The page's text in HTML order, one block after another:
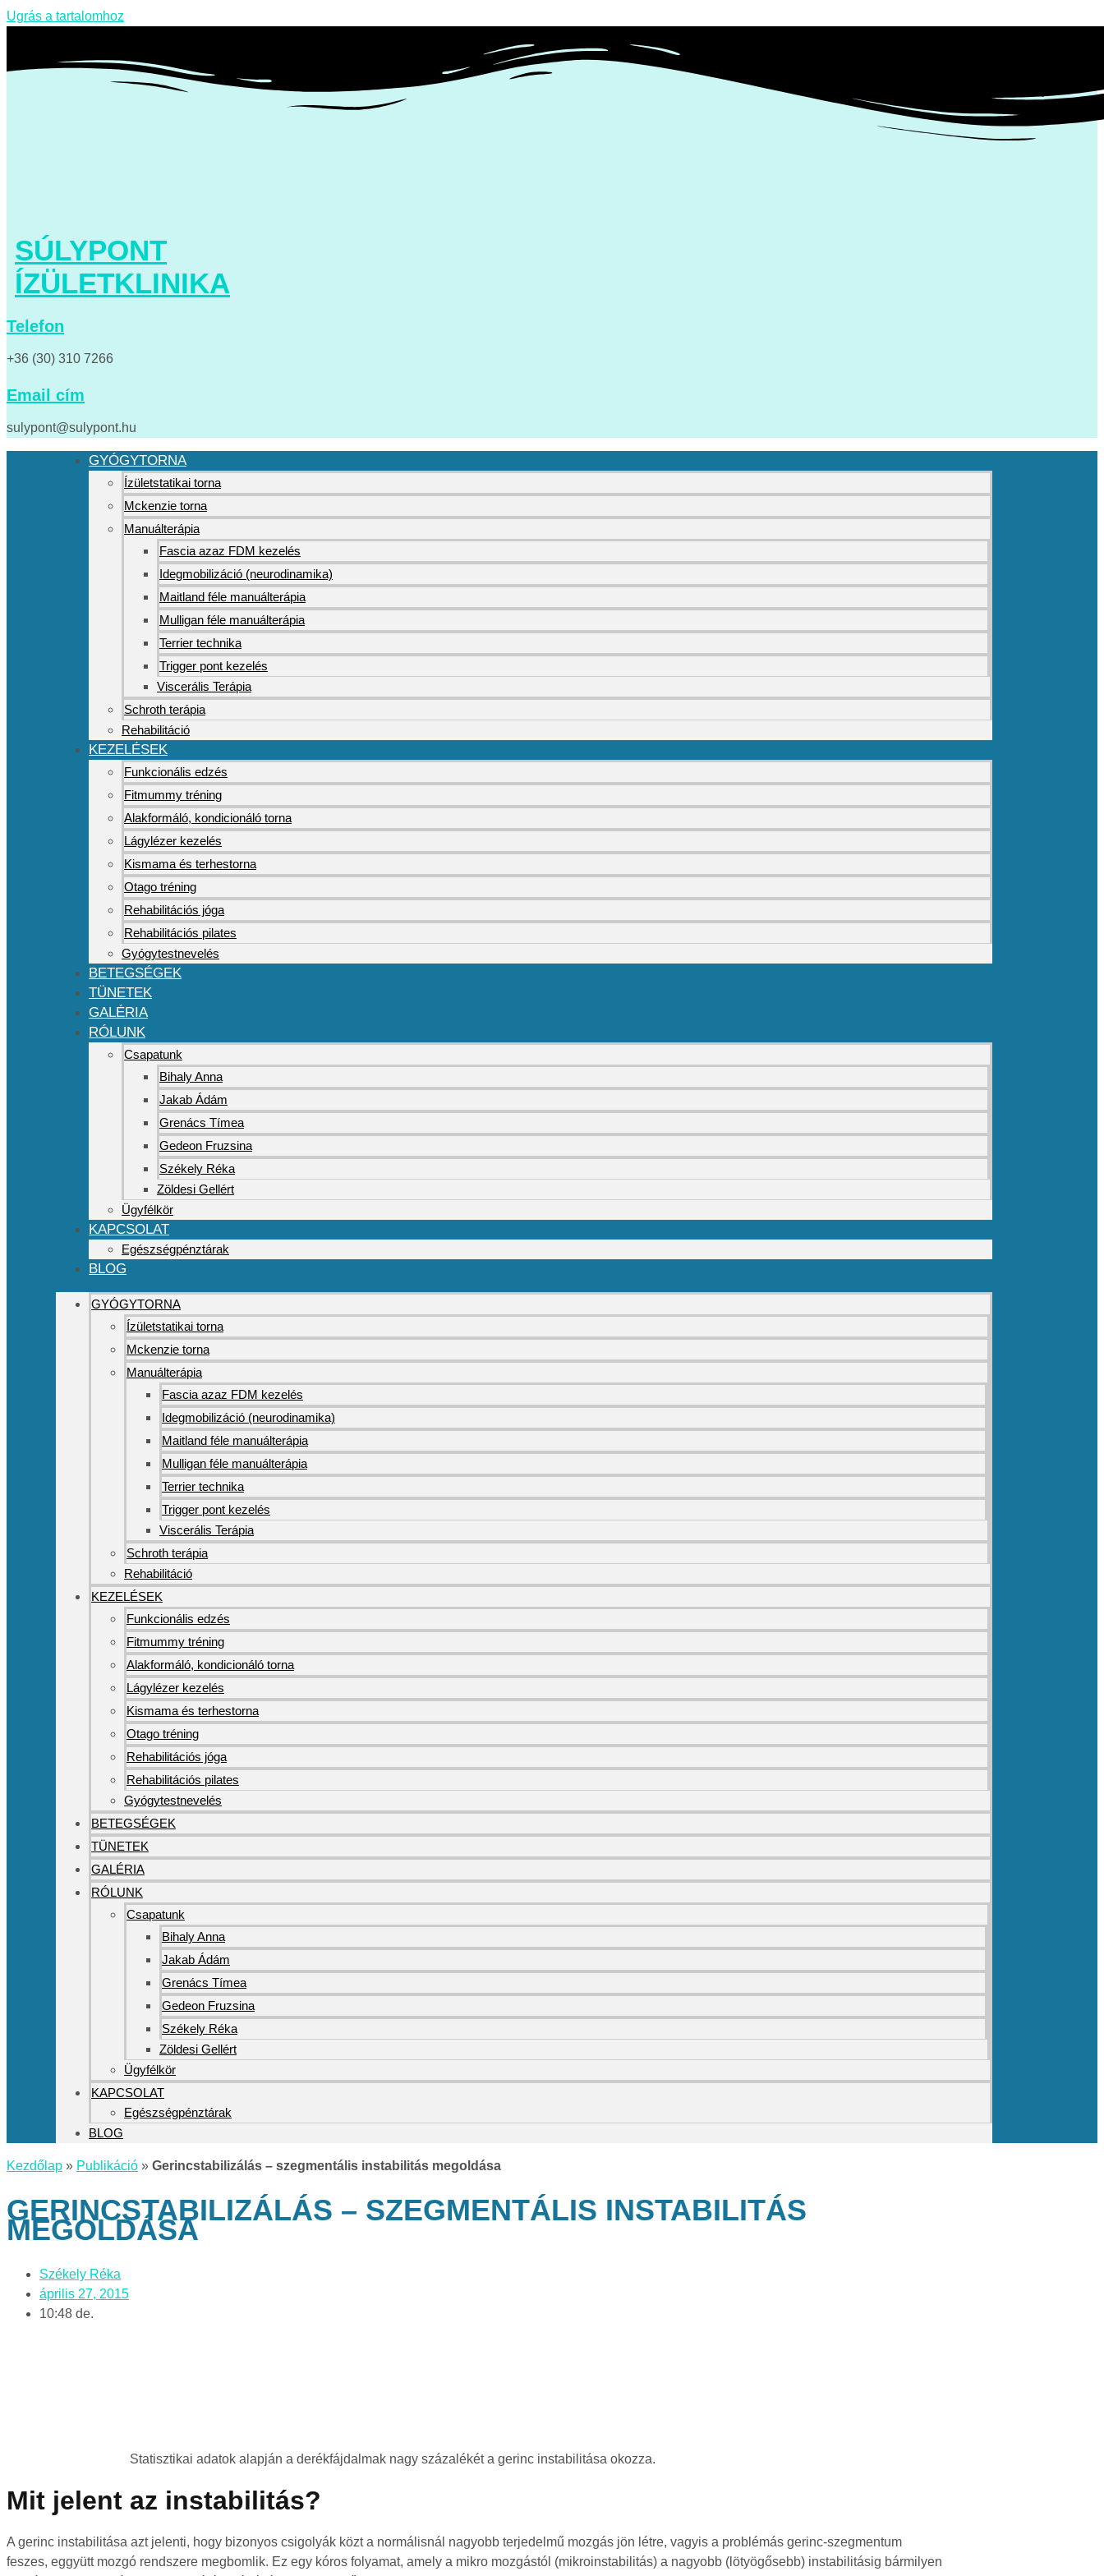
Ugrás a tartalomhoz
SÚLYPONT
ÍZÜLETKLINIKA
Telefon
+36 (30) 310 7266
Email cím
sulypont@sulypont.hu
GYÓGYTORNA
Ízületstatikai torna
Mckenzie torna
Manuálterápia
Fascia azaz FDM kezelés
Idegmobilizáció (neurodinamika)
Maitland féle manuálterápia
Mulligan féle manuálterápia
Terrier technika
Trigger pont kezelés
Viscerális Terápia
Schroth terápia
Rehabilitáció
KEZELÉSEK
Funkcionális edzés
Fitmummy tréning
Alakformáló, kondicionáló torna
Lágylézer kezelés
Kismama és terhestorna
Otago tréning
Rehabilitációs jóga
Rehabilitációs pilates
Gyógytestnevelés
BETEGSÉGEK
TÜNETEK
GALÉRIA
RÓLUNK
Csapatunk
Bihaly Anna
Jakab Ádám
Grenács Tímea
Gedeon Fruzsina
Székely Réka
Zöldesi Gellért
Ügyfélkör
KAPCSOLAT
Egészségpénztárak
BLOG
GYÓGYTORNA
Ízületstatikai torna
Mckenzie torna
Manuálterápia
Fascia azaz FDM kezelés
Idegmobilizáció (neurodinamika)
Maitland féle manuálterápia
Mulligan féle manuálterápia
Terrier technika
Trigger pont kezelés
Viscerális Terápia
Schroth terápia
Rehabilitáció
KEZELÉSEK
Funkcionális edzés
Fitmummy tréning
Alakformáló, kondicionáló torna
Lágylézer kezelés
Kismama és terhestorna
Otago tréning
Rehabilitációs jóga
Rehabilitációs pilates
Gyógytestnevelés
BETEGSÉGEK
TÜNETEK
GALÉRIA
RÓLUNK
Csapatunk
Bihaly Anna
Jakab Ádám
Grenács Tímea
Gedeon Fruzsina
Székely Réka
Zöldesi Gellért
Ügyfélkör
KAPCSOLAT
Egészségpénztárak
BLOG
Kezdőlap » Publikáció » Gerincstabilizálás – szegmentális instabilitás megoldása
GERINCSTABILIZÁLÁS – SZEGMENTÁLIS INSTABILITÁS
MEGOLDÁSA
Székely Réka
április 27, 2015
10:48 de.
Statisztikai adatok alapján a derékfájdalmak nagy százalékét a gerinc instabilitása okozza.
Mit jelent az instabilitás?
A gerinc instabilitása azt jelenti, hogy bizonyos csigolyák közt a normálisnál nagyobb terjedelmű mozgás jön létre, vagyis a problémás gerinc-szegmentum
feszes, eggyütt mozgó rendszere megbomlik. Ez egy kóros folyamat, amely a mikro mozgástól (mikroinstabilitás) a nagyobb (lötyögősebb) instabilitásig bármilyen